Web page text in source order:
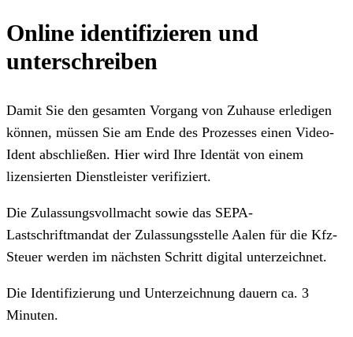
Online identifizieren und
unterschreiben
Damit Sie den gesamten Vorgang von Zuhause erledigen
können, müssen Sie am Ende des Prozesses einen Video-
Ident abschließen. Hier wird Ihre Identät von einem
lizensierten Dienstleister verifiziert.
Die Zulassungsvollmacht sowie das SEPA-
Lastschriftmandat der Zulassungsstelle Aalen für die Kfz-
Steuer werden im nächsten Schritt digital unterzeichnet.
Die Identifizierung und Unterzeichnung dauern ca. 3
Minuten.